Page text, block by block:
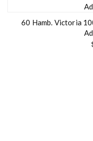
60 Hamb. Victoria